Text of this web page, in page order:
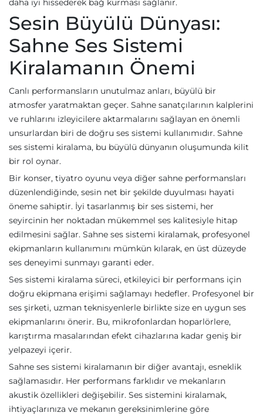
daha iyi hissederek bağ kurması sağlanır.
Sesin Büyülü Dünyası:
Sahne Ses Sistemi
Kiralamanın Önemi
Canlı performansların unutulmaz anları, büyülü bir
atmosfer yaratmaktan geçer. Sahne sanatçılarının kalplerini
ve ruhlarını izleyicilere aktarmalarını sağlayan en önemli
unsurlardan biri de doğru ses sistemi kullanımıdır. Sahne
ses sistemi kiralama, bu büyülü dünyanın oluşumunda kilit
bir rol oynar.
Bir konser, tiyatro oyunu veya diğer sahne performansları
düzenlendiğinde, sesin net bir şekilde duyulması hayati
öneme sahiptir. İyi tasarlanmış bir ses sistemi, her
seyircinin her noktadan mükemmel ses kalitesiyle hitap
edilmesini sağlar. Sahne ses sistemi kiralamak, profesyonel
ekipmanların kullanımını mümkün kılarak, en üst düzeyde
ses deneyimi sunmayı garanti eder.
Ses sistemi kiralama süreci, etkileyici bir performans için
doğru ekipmana erişimi sağlamayı hedefler. Profesyonel bir
ses şirketi, uzman teknisyenlerle birlikte size en uygun ses
ekipmanlarını önerir. Bu, mikrofonlardan hoparlörlere,
karıştırma masalarından efekt cihazlarına kadar geniş bir
yelpazeyi içerir.
Sahne ses sistemi kiralamanın bir diğer avantajı, esneklik
sağlamasıdır. Her performans farklıdır ve mekanların
akustik özellikleri değişebilir. Ses sistemini kiralamak,
ihtiyaçlarınıza ve mekanın gereksinimlerine göre